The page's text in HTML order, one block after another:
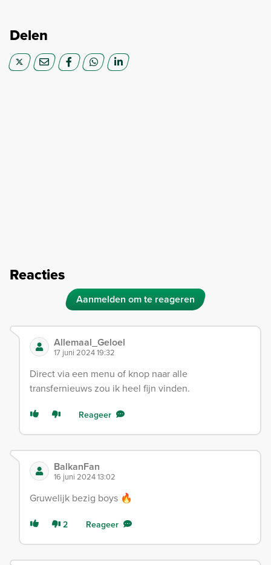
Delen
Reacties
Aanmelden om te reageren
Allemaal_Geloel
17 juni 2024 19:32
Direct via een menu of knop naar alle
transfernieuws zou ik heel fijn vinden.
Reageer
BalkanFan
16 juni 2024 13:02
Gruwelijk bezig boys 🔥
2 Reageer